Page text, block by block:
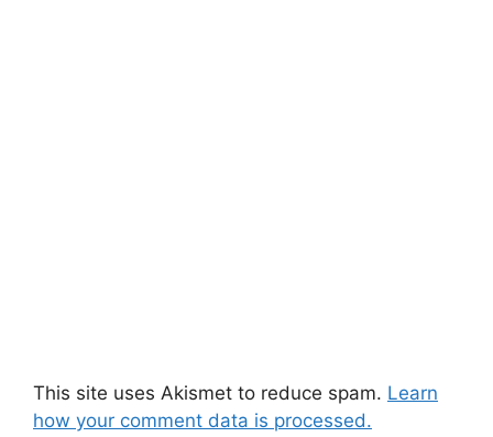
This site uses Akismet to reduce spam. Learn
how your comment data is processed.